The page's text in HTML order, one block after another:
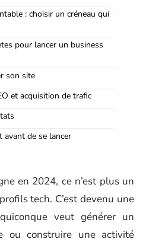
: choisir un créneau qui
pour lancer un business
son site
et acquisition de trafic
de se lancer
en 2024, ce n’est plus un
tech. C’est devenu une
veut générer un
ou construire une activité